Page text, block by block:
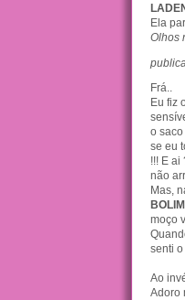
Ela
Olhos
Frá..
Eu fiz
o
se eu
!!! E ai
não
Mas,
moço
senti o
Ao
Adoro